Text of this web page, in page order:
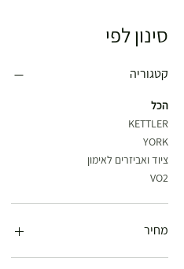
סינון לפי
קטגוריה
הכל
KETTLER
YORK
ציוד ואביזרים לאימון
VO2
מחיר